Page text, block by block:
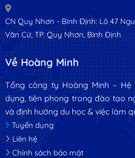
CN Quy Nhơn - Bình Định: Lô 47
Văn Cừ, TP. Quy Nhơn, Bình Định
Về Hoàng Minh
Tổng công ty Hoàng Minh –
dụng, tiên phong trong đào tạo
và định hướng du học & việc làm
Tuyển dụng
Liên hệ
Chính sách bảo mật